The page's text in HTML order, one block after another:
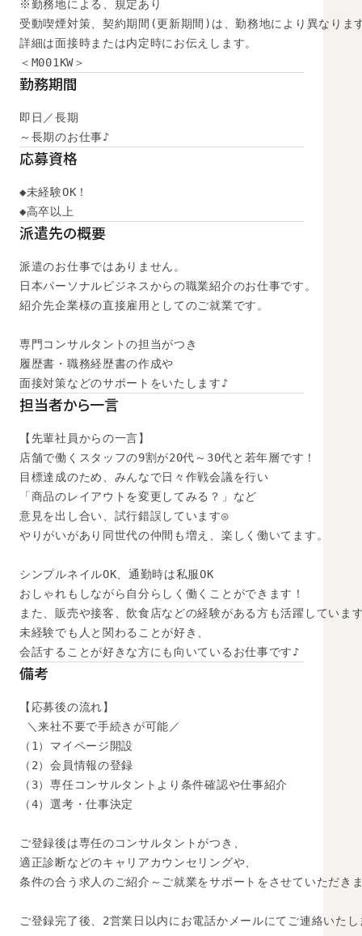
※勤務地による、規定あり
受動喫煙対策、契約期間(更新期間)は、勤務地により異なりま
詳細は面接時または内定時にお伝えします。
＜M001KW＞
勤務期間
即日／長期
～長期のお仕事♪
応募資格
◆未経験OK！
◆高卒以上
派遣先の概要
派遣のお仕事ではありません。
日本パーソナルビジネスからの職業紹介のお仕事です。
紹介先企業様の直接雇用としてのご就業です。
専門コンサルタントの担当がつき
履歴書・職務経歴書の作成や
面接対策などのサポートをいたします♪
担当者から一言
【先輩社員からの一言】
店舗で働くスタッフの9割が20代～30代と若年層です！
目標達成のため、みんなで日々作戦会議を行い
「商品のレイアウトを変更してみる？」など
意見を出し合い、試行錯誤しています◎
やりがいがあり同世代の仲間も増え、楽しく働いてます。
シンプルネイルOK、通勤時は私服OK
おしゃれもしながら自分らしく働くことができます！
また、販売や接客、飲食店などの経験がある方も活躍していま
未経験でも人と関わることが好き、
会話することが好きな方にも向いているお仕事です♪
備考
【応募後の流れ】
＼来社不要で手続きが可能／
（1）マイページ開設
（2）会員情報の登録
（3）専任コンサルタントより条件確認や仕事紹介
（4）選考・仕事決定
ご登録後は専任のコンサルタントがつき、
適正診断などのキャリアカウンセリングや、
条件の合う求人のご紹介～ご就業をサポートをさせていただき
ご登録完了後、2営業日以内にお電話かメールにてご連絡いたし